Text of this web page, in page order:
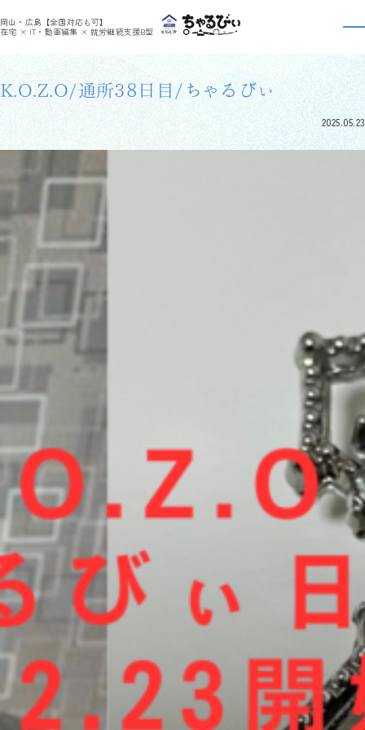
岡山・広島【全国対応も可】
在宅 × IT・動画編集 × 就労継続支援B型
利用者さんの日報 >
利用者さんの日報
K.O.Z.O/通所38日目/ちゃるびぃ
2025.05.23